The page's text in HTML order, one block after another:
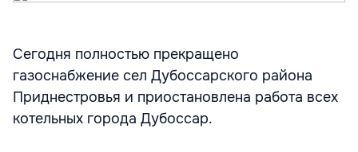
Сегодня полностью прекращено
газоснабжение сел Дубоссарского района
Приднестровья и приостановлена работа всех
котельных города Дубоссар.